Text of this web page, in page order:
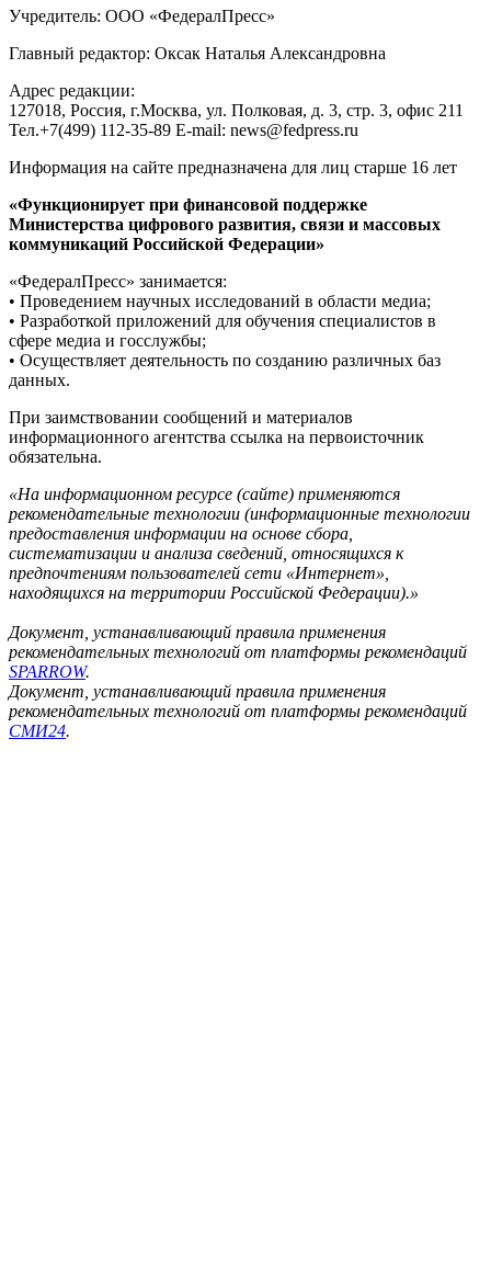
Учредитель: ООО «ФедералПресс»
Главный редактор: Оксак Наталья Александровна
Адрес редакции:
127018, Россия, г.Москва, ул. Полковая, д. 3, стр. 3, офис 211
Тел.+7(499) 112-35-89 E-mail: news@fedpress.ru
Информация на сайте предназначена для лиц старше 16 лет
«Функционирует при финансовой поддержке
Министерства цифрового развития, связи и массовых
коммуникаций Российской Федерации»
«ФедералПресс» занимается:
• Проведением научных исследований в области медиа;
• Разработкой приложений для обучения специалистов в
сфере медиа и госслужбы;
• Осуществляет деятельность по созданию различных баз
данных.
При заимствовании сообщений и материалов
информационного агентства ссылка на первоисточник
обязательна.
«На информационном ресурсе (сайте) применяются
рекомендательные технологии (информационные технологии
предоставления информации на основе сбора,
систематизации и анализа сведений, относящихся к
предпочтениям пользователей сети «Интернет»,
находящихся на территории Российской Федерации).»
Документ, устанавливающий правила применения
рекомендательных технологий от платформы рекомендаций
SPARROW.
Документ, устанавливающий правила применения
рекомендательных технологий от платформы рекомендаций
СМИ24.